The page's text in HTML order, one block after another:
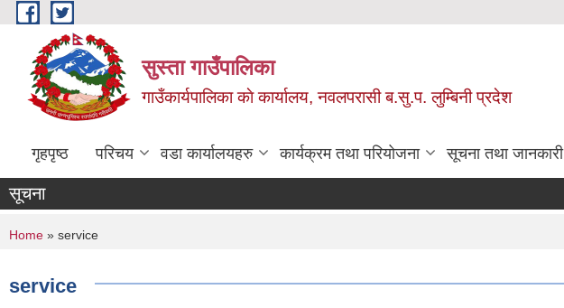
Skip to main content
सुस्ता गाउँपालिका
गाउँकार्यपालिका काे कार्यालय, नवलपरासी ब.सु.प. लुम्बिनी प्रदेश
गृहपृष्ठ परिचय वडा कार्यालयहरु कार्यक्रम तथा परियोजना सूचना तथा जानकारी
सूचना
You are here
Home » service
service